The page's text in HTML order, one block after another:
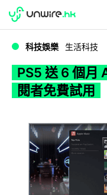
WWDC 2026
科技娛樂 生活科技
PS5 送 6 個
閱者免費試用